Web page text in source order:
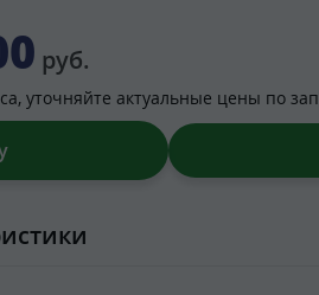
руб.
уточняйте актуальные цены по